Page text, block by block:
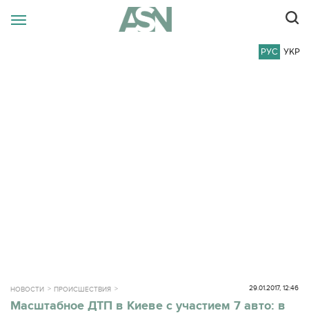
РУС УКР
НОВОСТИ ПРОИСШЕСТВИЯ 29.01.2017, 12:46
Масштабное ДТП в Киеве с участием 7 авто: в